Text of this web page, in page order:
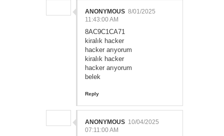
ANONYMOUS 8/01/2025
11:43:00 AM
8AC9C1CA71
kiralık hacker
hacker arıyorum
kiralık hacker
hacker arıyorum
belek
Reply
ANONYMOUS 10/04/2025
07:11:00 AM